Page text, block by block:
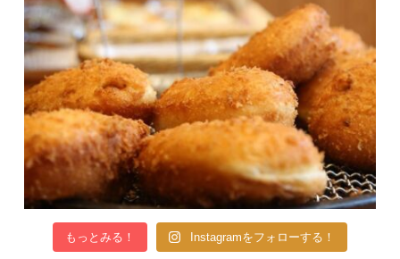
もっとみる！ Instagramをフォローする！